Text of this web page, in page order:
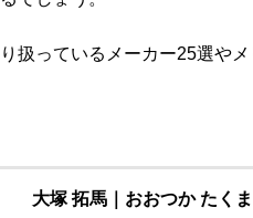
扱っているメーカー25選や
大塚 拓馬｜おおつか たくま